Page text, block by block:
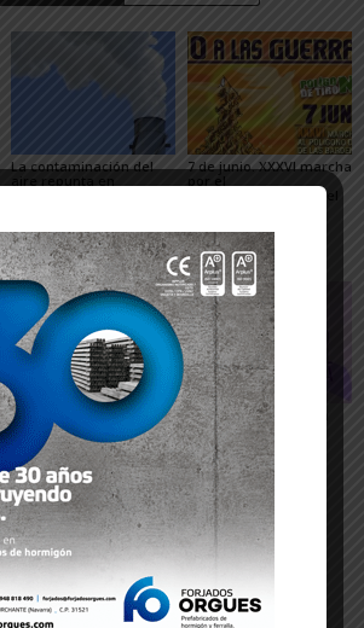
La contaminación del
aire repunta en
por Ecologistas en
Acción de la Ribera
7 de junio. XXXVI marcha
por el
desmantelamiento del
Bardenas
Carta del Servicio
Normal de Urgencias
(SNU) de Tudela
12 de mayo: Día de la
fibromialgia, por
miembros de AFINA
Tudela